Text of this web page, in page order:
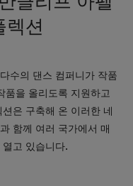
렉션
수의 댄스 컴퍼니가 작품
품을 올리도록 지원하고
은 구축해 온 이러한 네
함께 여러 국가에서 매
고 있습니다.